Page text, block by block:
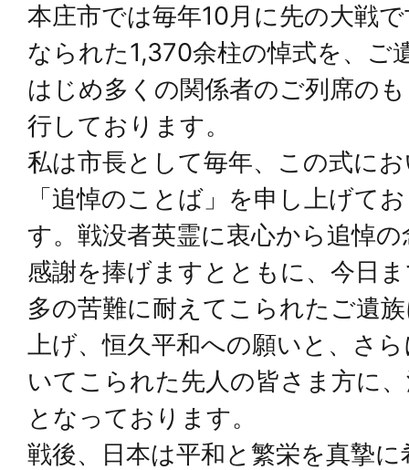
本庄市では毎年10月に先の大戦
なられた1,370余柱の悼式を、ご
はじめ多くの関係者のご列席の
行しております。
私は市長として毎年、この式に
「追悼のことば」を申し上げて
す。戦没者英霊に衷心から追悼の
感謝を捧げますとともに、今日
多の苦難に耐えてこられたご遺
上げ、恒久平和への願いと、さ
いてこられた先人の皆さま方に
となっております。
戦後、日本は平和と繁栄を真摯